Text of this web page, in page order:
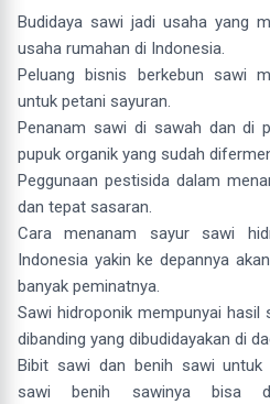
Budidaya sawi jadi usaha yang
usaha rumahan di Indonesia.
Peluang bisnis berkebun sawi
untuk petani sayuran.
Penanam sawi di sawah dan di
pupuk organik yang sudah
Peggunaan pestisida dalam
dan tepat sasaran.
Cara menanam sayur sawi
Indonesia yakin ke depannya
banyak peminatnya.
Sawi hidroponik mempunyai hasil
dibanding yang dibudidayakan di
Bibit sawi dan benih sawi untuk
sawi benih sawinya bisa